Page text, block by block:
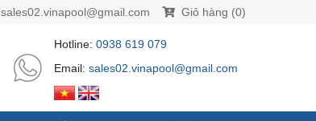
Giỏ hàng (0)
sales02.vinapool@gmail.com
Hotline: 0938 619 079
Email: sales02.vinapool@gmail.com